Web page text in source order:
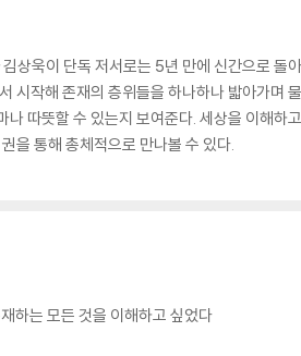
김상욱이 단독 저서로는 5년 만에 신간으로
시작해 존재의 층위들을 하나하나 밟아가며
나 따뜻할 수 있는지 보여준다. 세상을 이해
을 통해 총체적으로 만나볼 수 있다.
하는 모든 것을 이해하고 싶었다